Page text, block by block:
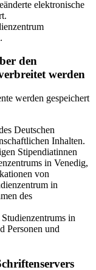
elektronische
den
werden
werden gespeichert
Deutschen
Inhalten.
Stipendiatinnen
in Venedig,
von
in
des
in
Personen und